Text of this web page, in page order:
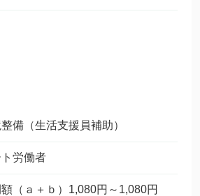
備（生活支援員補助）
労働者
（ａ＋ｂ）1,080円～1,080円